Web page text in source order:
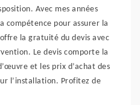
Avec mes années
compétence pour assurer la
la gratuité du devis avec
Le devis comporte la
et les prix d’achat des
l’installation. Profitez de